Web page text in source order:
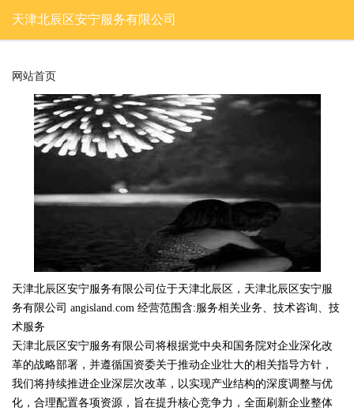
天津北辰区安宁服务有限公司
网站首页
天津北辰区安宁服务有限公司位于天津北辰区，天津北辰区安宁服
务有限公司 angisland.com 经营范围含:服务相关业务、技术咨询、技
术服务
天津北辰区安宁服务有限公司将根据党中央和国务院对企业深化改
革的战略部署，并遵循国资委关于推动企业壮大的相关指导方针，
我们将持续推进企业深层次改革，以实现产业结构的深度调整与优
化，合理配置各项资源，旨在提升核心竞争力，全面刷新企业整体